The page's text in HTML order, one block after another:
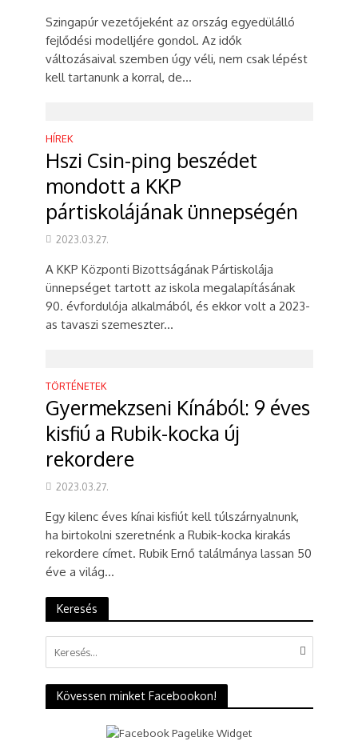
Szingapúr vezetőjeként az ország egyedülálló
fejlődési modelljére gondol. Az idők
változásaival szemben úgy véli, nem csak lépést
kell tartanunk a korral, de...
HÍREK
Hszi Csin-ping beszédet
mondott a KKP
pártiskolájának ünnepségén
2023.03.27.
A KKP Központi Bizottságának Pártiskolája
ünnepséget tartott az iskola megalapításának
90. évfordulója alkalmából, és ekkor volt a 2023-
as tavaszi szemeszter...
TÖRTÉNETEK
Gyermekzseni Kínából: 9 éves
kisfiú a Rubik-kocka új
rekordere
2023.03.27.
Egy kilenc éves kínai kisfiút kell túlszárnyalnunk,
ha birtokolni szeretnénk a Rubik-kocka kirakás
rekordere címet. Rubik Ernő találmánya lassan 50
éve a világ...
Keresés
Kövessen minket Facebookon!